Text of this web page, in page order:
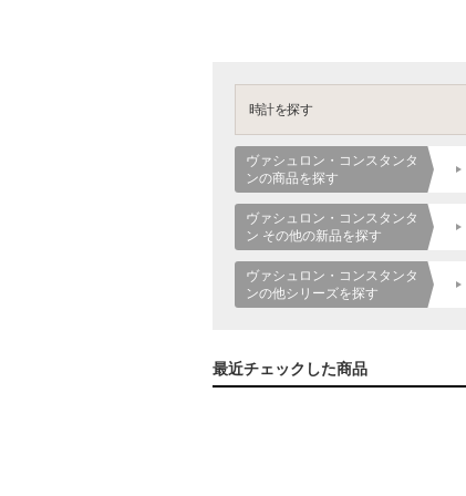
時計を探す
ヴァシュロン・コンスタンタ
ンの商品を探す
ヴァシュロン・コンスタンタ
ン その他の新品を探す
ヴァシュロン・コンスタンタ
ンの他シリーズを探す
最近チェックした商品